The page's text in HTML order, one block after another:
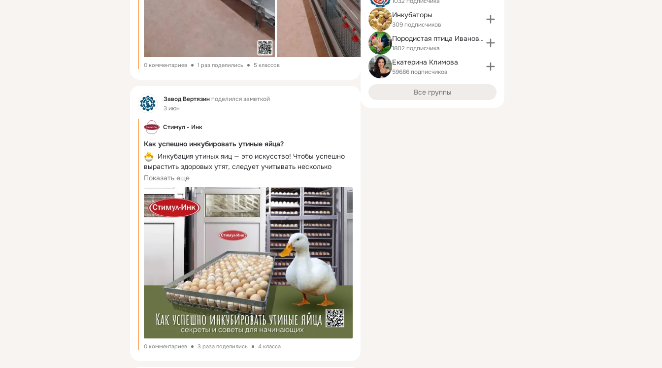
0 комментариев 1 раз поделились 5 классов
Фид Завод Вертязинподелился заметкой
3 июн
Стимул - Инк
Как успешно инкубировать утиные яйца?
  Инкубация утиных яиц — это искусство! Чтобы успешно
вырастить здоровых утят, следует учитывать несколько
ключевых моментов:
Отбор качественных яиц от здоровых уток, не старше 8
суток.
Правильное положение яиц в инкубаторе, используя
автоматические лотки.
Поддержание температуры (37,5°C) и влажности (55-60%)
в первые 7 дней.
Вовремя проводить охлаждение и овоскопирование.
Не забывайте о сроках инкубации: в среднем 28 дней, для
индоуток — до 35 дней.
Хотите узнать больше о процессе?
Читайте подробнее в статье
Показать еще
0 комментариев 3 раза поделились 4 класса
Инкубаторы
309 подписчиков
Породистая птица Ивановской области
1802 подписчика
Екатерина Климова
59686 подписчиков
Все группы